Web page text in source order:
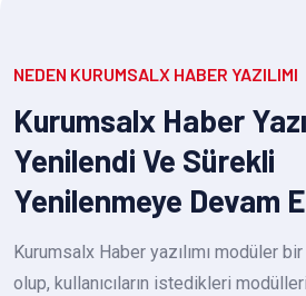
NEDEN KURUMSALX HABER YAZILIMI
Kurumsalx Haber
Yenilendi Ve Sürekli
Yenilenmeye Devam
Kurumsalx Haber yazılımı modüler
olup, kullanıcıların istedikleri